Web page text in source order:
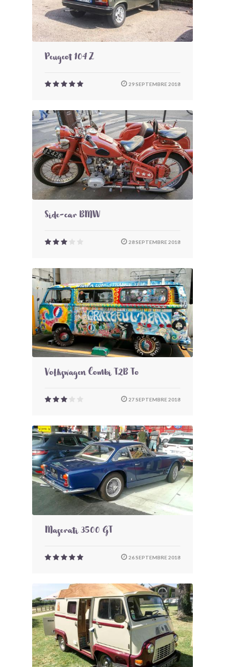
Peugeot 104 Z
29 SEPTEMBRE 2018
Side-car BMW
28 SEPTEMBRE 2018
Volkswagen Combi T2B To
27 SEPTEMBRE 2018
Maserati 3500 GT
26 SEPTEMBRE 2018